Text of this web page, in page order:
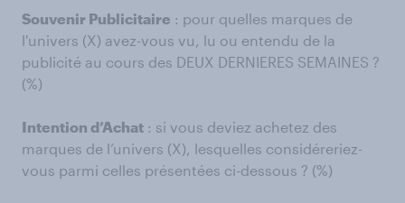
Souvenir Publicitaire : pour quelles marques de
l'univers (X) avez-vous vu, lu ou entendu de la
publicité au cours des DEUX DERNIERES SEMAINES ?
(%)
Intention d’Achat : si vous deviez achetez des
marques de l’univers (X), lesquelles considéreriez-
vous parmi celles présentées ci-dessous ? (%)